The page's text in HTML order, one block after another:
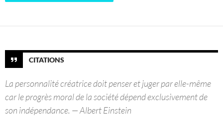
CITATIONS
La personnalité créatrice doit penser et juger par elle-même
car le progrès moral de la société dépend exclusivement de
son indépendance. — Albert Einstein